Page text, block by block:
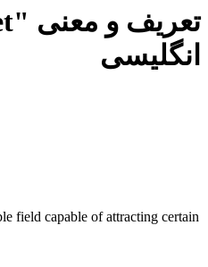
انگلیسی
field capable of attracting certain